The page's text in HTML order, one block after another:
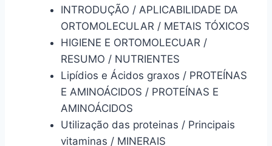
INTRODUÇÃO / APLICABILIDADE DA
ORTOMOLECULAR / METAIS TÓXICOS
HIGIENE E ORTOMOLECUAR /
RESUMO / NUTRIENTES
Lipídios e Ácidos graxos / PROTEÍNAS
E AMINOÁCIDOS / PROTEÍNAS E
AMINOÁCIDOS
Utilização das proteinas / Principais
vitaminas / MINERAIS